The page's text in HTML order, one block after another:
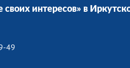
своих интересов» в
49